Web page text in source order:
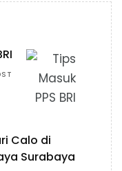
Calo di
Surabaya